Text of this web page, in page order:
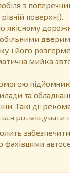
з
поверхні).
якісному
і його
мийка
та
Такі дії
розміщувати
фахівцями